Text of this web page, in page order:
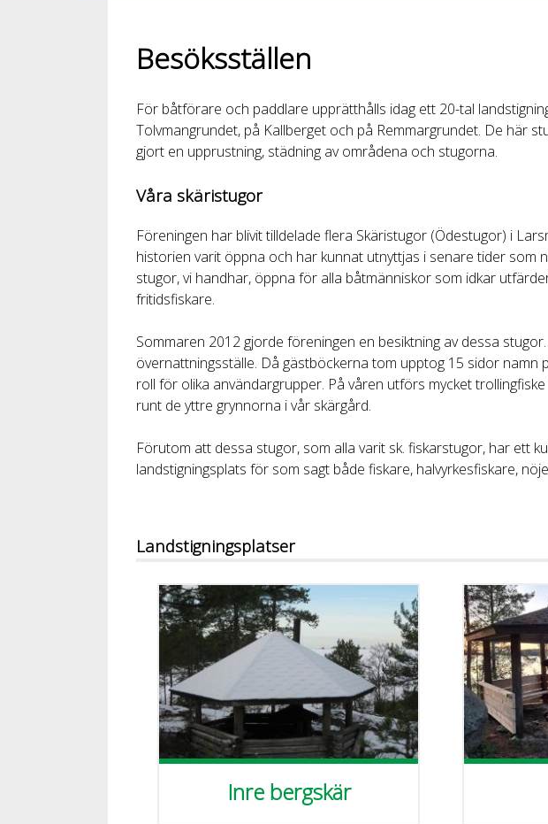
Besöksställen
För båtförare och paddlare upprätthålls idag ett 20-tal
Tolvmangrundet, på Kallberget och på Remmargrundet. De här
gjort en upprustning, städning av områdena och stugorna.
Våra skäristugor
Föreningen har blivit tilldelade flera Skäristugor (Ödestugor) i
historien varit öppna och har kunnat utnyttjas i senare tider
stugor, vi handhar, öppna för alla båtmänniskor som idkar
fritidsfiskare.
Sommaren 2012 gjorde föreningen en besiktning av dessa
övernattningsställe. Då gästböckerna tom upptog 15 sidor
roll för olika användargrupper. På våren utförs mycket
runt de yttre grynnorna i vår skärgård.
Förutom att dessa stugor, som alla varit sk. fiskarstugor, har ett
landstigningsplats för som sagt både fiskare, halvyrkesfiskare,
Landstigningsplatser
Inre bergskär